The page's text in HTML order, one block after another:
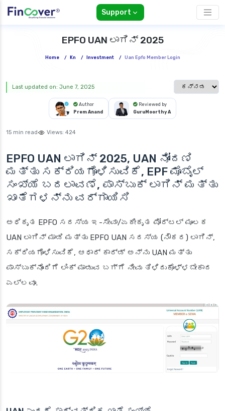
Support
EPFO UAN ಲಾಗಿನ್ 2025
Home / Kn / Investment / Uan Epfo Member Login
Select
Last updated on: June 7, 2025
Author
Prem Anand
Reviewed by
GuruMoorthy A
15 min read Views: 424
EPFO UAN ಲಾಗಿನ್ 2025, UAN ನೋಂದಣಿ
ಮತ್ತು ಸಕ್ರಿಯಗೊಳಿಸುವಿಕೆ, EPF ಮೊಬೈಲ್
ಸಂಖ್ಯೆ ಬದಲಾವಣೆ, ಪಾಸ್‌ಬುಕ್ ಲಾಗಿನ್ ಮತ್ತು
ಖಾತೆಗಳನ್ನು ವರ್ಗಾಯಿಸಿ
ಅಧಿಕೃತ EPFO ಸದಸ್ಯ ಇ-ಸೇವಾ/ಏಕೀಕೃತ ಪೋರ್ಟಲ್ ಮೂಲಕ
UAN ಲಾಗಿನ್ ಮಾಡಿ ಮತ್ತು EPFO UAN ಸದಸ್ಯ (ನೌಕರ) ಲಾಗಿನ್,
ಸಕ್ರಿಯಗೊಳಿಸುವಿಕೆ, ಆಧಾರ್ ಕಾರ್ಡ್ ಅನ್ನು UAN ಮತ್ತು
ಪಾಸ್‌ಬುಕ್‌ನೊಂದಿಗೆ ಲಿಂಕ್ ಮಾಡುವ ಬಗ್ಗೆ ನೀವು ತಿಳಿದುಕೊಳ್ಳಬೇಕಾದ
ಎಲ್ಲವೂ.